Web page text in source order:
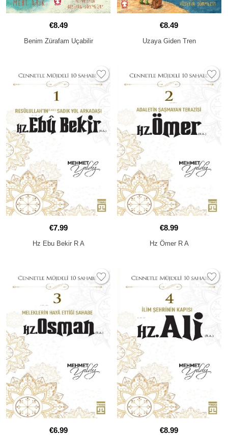
€8.49
Benim Zürafam Uçabilir
€8.49
Uzaya Giden Tren
€7.99
Hz Ebu Bekir R A
€8.99
Hz Ömer R A
€6.99 €8.99